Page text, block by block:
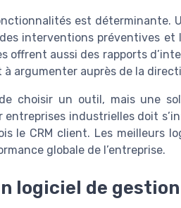
est déterminante.
interventions préventives et
offrent aussi des rapports
argumenter auprès de la
choisir un outil, mais une
industrielles doit
le CRM client. Les meilleurs
globale de l’entreprise.
logiciel de gestion